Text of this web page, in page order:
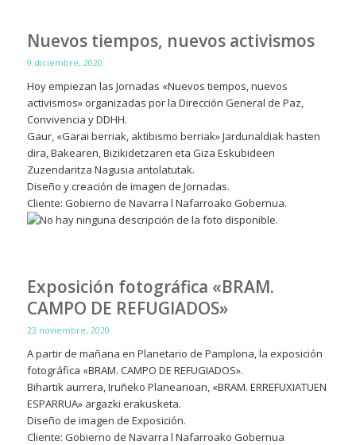
Nuevos tiempos, nuevos activismos
9 diciembre, 2020
Hoy empiezan las Jornadas «Nuevos tiempos, nuevos
activismos» organizadas por la Dirección General de Paz,
Convivencia y DDHH.
Gaur, «Garai berriak, aktibismo berriak» Jardunaldiak hasten
dira, Bakearen, Bizikidetzaren eta Giza Eskubideen
Zuzendaritza Nagusia antolatutak.
Diseño y creación de imagen de Jornadas.
Cliente: Gobierno de Navarra l Nafarroako Gobernua.
Exposición fotográfica «BRAM.
CAMPO DE REFUGIADOS»
23 noviembre, 2020
A partir de mañana en Planetario de Pamplona, la exposición
fotográfica «BRAM. CAMPO DE REFUGIADOS».
Bihartik aurrera, Iruñeko Planearioan, «BRAM. ERREFUXIATUEN
ESPARRUA» argazki erakusketa.
Diseño de imagen de Exposición.
Cliente: Gobierno de Navarra l Nafarroako Gobernua